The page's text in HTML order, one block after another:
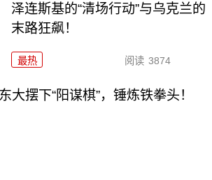
泽连斯基的“清场行动”与乌克兰的
末路狂飙！
最热 阅读 3874
大摆下“阳谋棋”，锤炼铁拳头！